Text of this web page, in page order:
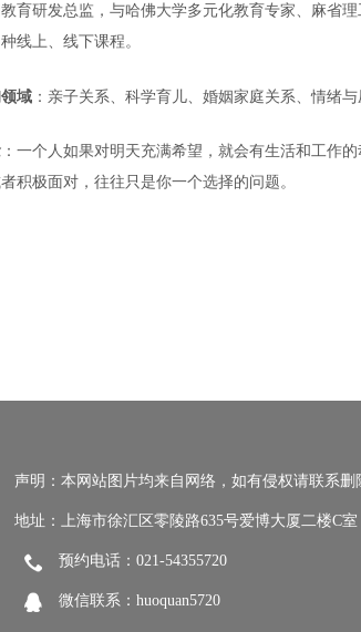
育研发总监，与哈佛大学多元化教育专家、麻省
线上、线下课程。
域 ：亲子关系、科学育儿、婚姻家庭关系、情绪与
：一个人如果对明天充满希望，就会有生活和工作
积极面对，往往只是你一个选择的问题。
声明：本网站图片均来自网络，如有侵权请联系删
地址：上海市徐汇区零陵路635号爱博大厦二楼C室
预约电话：021-54355720
微信联系：huoquan5720